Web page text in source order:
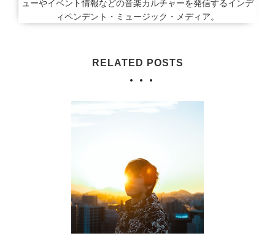
ューやイベント情報などの音楽カルチャーを発信するインデ
ィペンデント・ミュージック・メディア。
RELATED POSTS